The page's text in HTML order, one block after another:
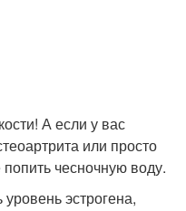
А если у вас
или просто
чесночную воду.
эстрогена,